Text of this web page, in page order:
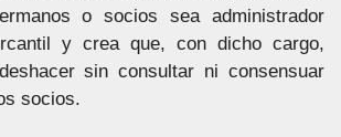
o socios sea administrador
y crea que, con dicho cargo,
sin consultar ni consensuar
socios.